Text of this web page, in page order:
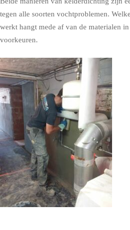
tegen alle soorten vochtproblemen.
werkt hangt mede af van de materialen
voorkeuren.